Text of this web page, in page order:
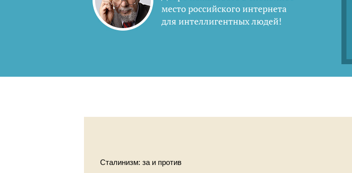
место российского интернета
для интеллигентных людей!
Сталинизм: за и против